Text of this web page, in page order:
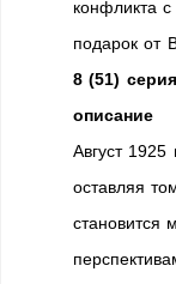
конфликта
подарок от
8 (51)
описание
Август 1925
оставляя
становится